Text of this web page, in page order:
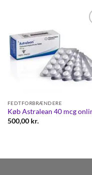
FEDTFORBRÆNDERE
Køb Astralean 40 mcg
500,00 kr.